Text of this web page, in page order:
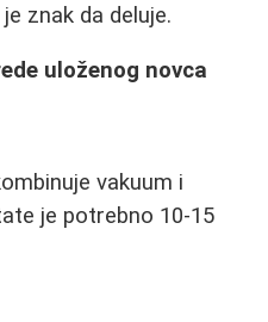
znak da deluje.
uloženog novca
vakuum i
je potrebno 10-15